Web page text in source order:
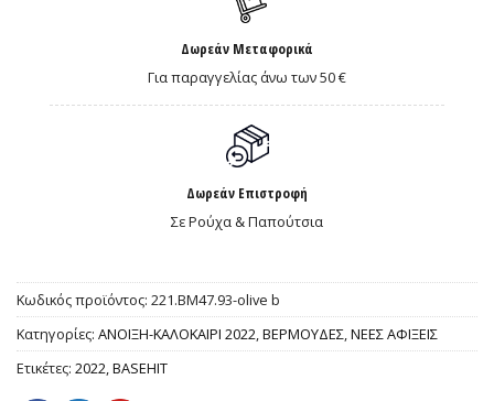
Δωρεάν Μεταφορικά
Για παραγγελίας άνω των 50 €
Δωρεάν Επιστροφή
Σε Ρούχα & Παπούτσια
Κωδικός προϊόντος: 221.BM47.93-olive b
Κατηγορίες: ΑΝΟΙΞΗ-ΚΑΛΟΚΑΙΡΙ 2022,ΒΕΡΜΟΥΔΕΣ,ΝΕΕΣ ΑΦΙΞΕΙΣ
Ετικέτες: 2022,BASEHIT